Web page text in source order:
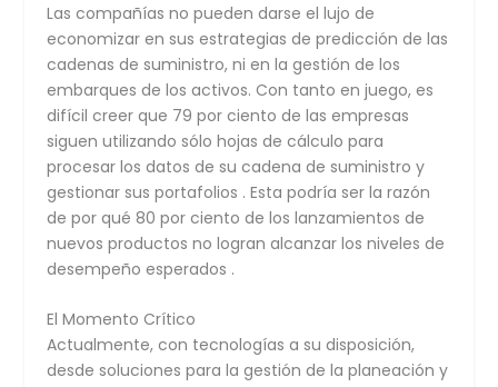
Las compañías no pueden darse el lujo de
economizar en sus estrategias de predicción de las
cadenas de suministro, ni en la gestión de los
embarques de los activos. Con tanto en juego, es
difícil creer que 79 por ciento de las empresas
siguen utilizando sólo hojas de cálculo para
procesar los datos de su cadena de suministro y
gestionar sus portafolios . Esta podría ser la razón
de por qué 80 por ciento de los lanzamientos de
nuevos productos no logran alcanzar los niveles de
desempeño esperados .
El Momento Crítico
Actualmente, con tecnologías a su disposición,
desde soluciones para la gestión de la planeación y